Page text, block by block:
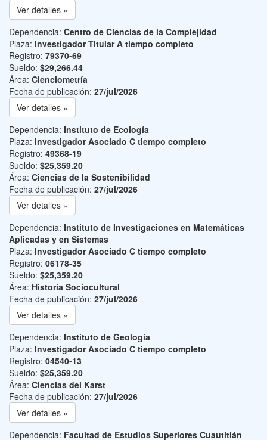
Ver detalles »
Dependencia: Centro de Ciencias de la Complejidad
Plaza: Investigador Titular A tiempo completo
Registro: 79370-69
Sueldo: $29,266.44
Área: Cienciometría
Fecha de publicación: 27/jul/2026
Ver detalles »
Dependencia: Instituto de Ecología
Plaza: Investigador Asociado C tiempo completo
Registro: 49368-19
Sueldo: $25,359.20
Área: Ciencias de la Sostenibilidad
Fecha de publicación: 27/jul/2026
Ver detalles »
Dependencia: Instituto de Investigaciones en Matemáticas
Aplicadas y en Sistemas
Plaza: Investigador Asociado C tiempo completo
Registro: 06178-35
Sueldo: $25,359.20
Área: Historia Sociocultural
Fecha de publicación: 27/jul/2026
Ver detalles »
Dependencia: Instituto de Geología
Plaza: Investigador Asociado C tiempo completo
Registro: 04540-13
Sueldo: $25,359.20
Área: Ciencias del Karst
Fecha de publicación: 27/jul/2026
Ver detalles »
Dependencia: Facultad de Estudios Superiores Cuautitlán